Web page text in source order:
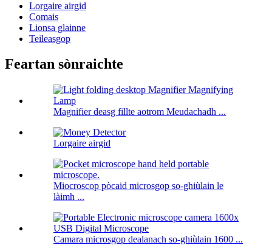
Lorgaire airgid
Comais
Lionsa glainne
Teileasgop
Feartan sònraichte
Magnifier deasg fillte aotrom Meudachadh ...
Lorgaire airgid
Miocroscop pòcaid microsgop so-ghiùlain le
làimh ...
Camara microsgop dealanach so-ghiùlain 1600 ...